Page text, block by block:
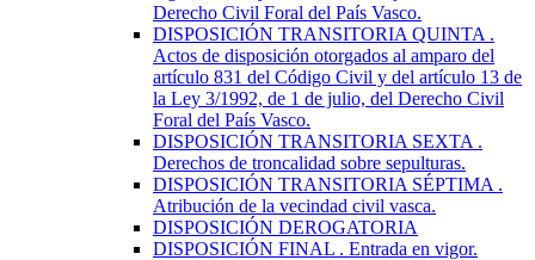
Derecho Civil Foral del País Vasco.
DISPOSICIÓN TRANSITORIA QUINTA .
Actos de disposición otorgados al amparo del
artículo 831 del Código Civil y del artículo 13 de
la Ley 3/1992, de 1 de julio, del Derecho Civil
Foral del País Vasco.
DISPOSICIÓN TRANSITORIA SEXTA .
Derechos de troncalidad sobre sepulturas.
DISPOSICIÓN TRANSITORIA SÉPTIMA .
Atribución de la vecindad civil vasca.
DISPOSICIÓN DEROGATORIA
DISPOSICIÓN FINAL . Entrada en vigor.